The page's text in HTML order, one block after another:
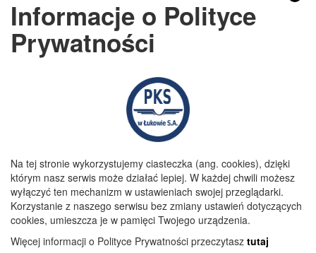
Godziny pracy
Informacje o Polityce
Prywatności
Na tej stronie wykorzystujemy ciasteczka (ang. cookies), dzięki
którym nasz serwis może działać lepiej. W każdej chwili możesz
wyłączyć ten mechanizm w ustawieniach swojej przeglądarki.
Korzystanie z naszego serwisu bez zmiany ustawień dotyczących
cookies, umieszcza je w pamięci Twojego urządzenia.
Więcej informacji o Polityce Prywatności przeczytasz tutaj